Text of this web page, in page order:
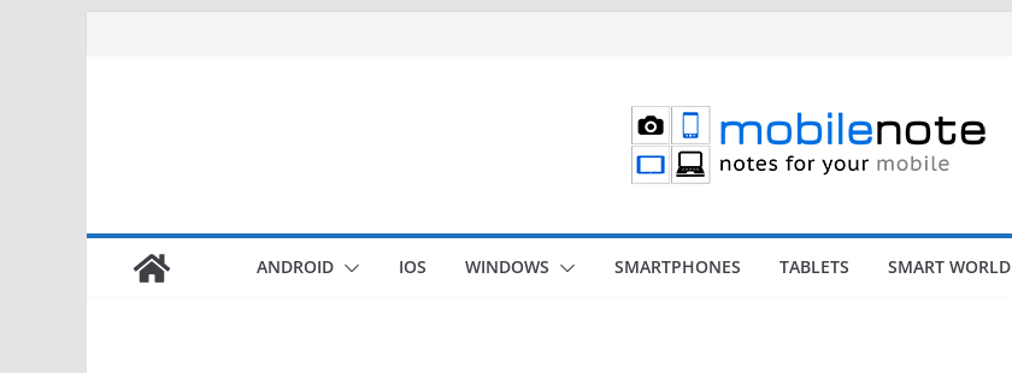
ANDROID IOS WINDOWS SMARTPHONES TABLETS SMART WORLD